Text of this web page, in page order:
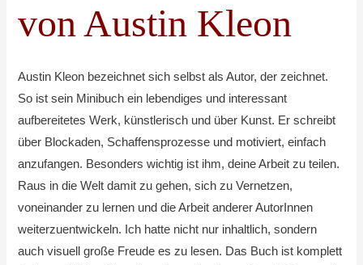
von Austin Kleon
Austin Kleon bezeichnet sich selbst als Autor, der zeichnet.
So ist sein Minibuch ein lebendiges und interessant
aufbereitetes Werk, künstlerisch und über Kunst. Er schreibt
über Blockaden, Schaffensprozesse und motiviert, einfach
anzufangen. Besonders wichtig ist ihm, deine Arbeit zu teilen.
Raus in die Welt damit zu gehen, sich zu Vernetzen,
voneinander zu lernen und die Arbeit anderer AutorInnen
weiterzuentwickeln. Ich hatte nicht nur inhaltlich, sondern
auch visuell große Freude es zu lesen. Das Buch ist komplett